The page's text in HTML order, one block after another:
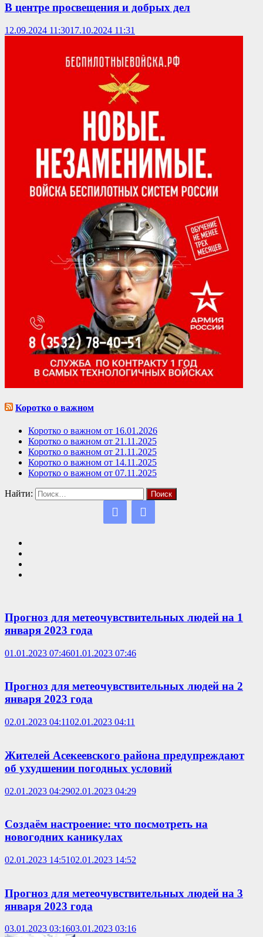
В центре просвещения и добрых дел
12.09.2024 11:3017.10.2024 11:31
Коротко о важном
Коротко о важном от 16.01.2026
Коротко о важном от 21.11.2025
Коротко о важном от 21.11.2025
Коротко о важном от 14.11.2025
Коротко о важном от 07.11.2025
Найти:
Прогноз для метеочувствительных людей на 1
января 2023 года
01.01.2023 07:4601.01.2023 07:46
Прогноз для метеочувствительных людей на 2
января 2023 года
02.01.2023 04:1102.01.2023 04:11
Жителей Асекеевского района предупреждают
об ухудшении погодных условий
02.01.2023 04:2902.01.2023 04:29
Создаём настроение: что посмотреть на
новогодних каникулах
02.01.2023 14:5102.01.2023 14:52
Прогноз для метеочувствительных людей на 3
января 2023 года
03.01.2023 03:1603.01.2023 03:16